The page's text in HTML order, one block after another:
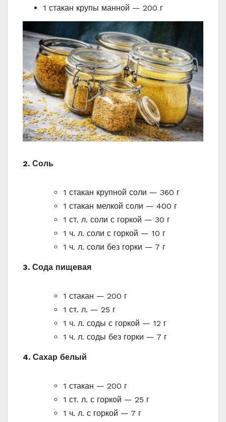
1 стакан крупы манной — 200 г
2. Соль
1 стакан крупной соли — 360 г
1 стакан мелкой соли — 400 г
1 ст. л. соли с горкой — 30 г
1 ч. л. соли с горкой — 10 г
1 ч. л. соли без горки — 7 г
3. Сода пищевая
1 стакан — 200 г
1 ст. л. — 25 г
1 ч. л. соды с горкой — 12 г
1 ч. л. соды без горки — 7 г
4. Сахар белый
1 стакан — 200 г
1 ст. л. с горкой — 25 г
1 ч. л. с горкой — 7 г